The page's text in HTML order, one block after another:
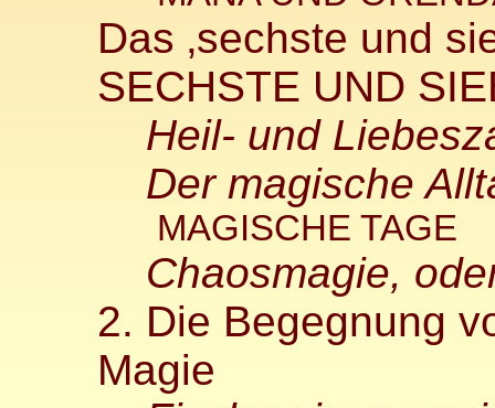
Das ‚sechste und
SECHSTE UND
Heil- und
Der magische
MAGISCHE TAGE
Chaosmagie,
2. Die Begegnung
Magie